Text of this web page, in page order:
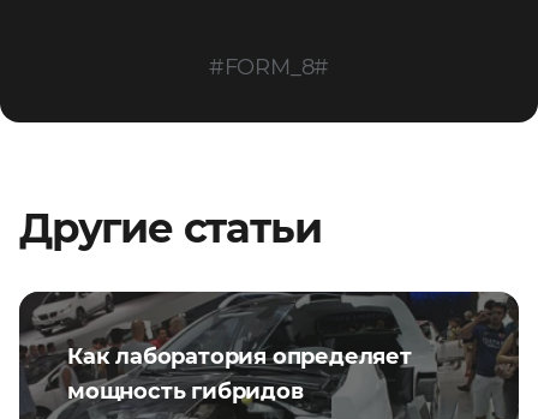
#FORM_8#
Другие статьи
Как лаборатория определяет
мощность гибридов